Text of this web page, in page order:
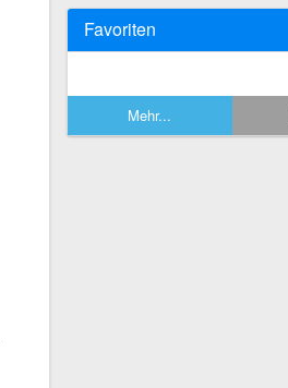
Favoriten
Mehr...